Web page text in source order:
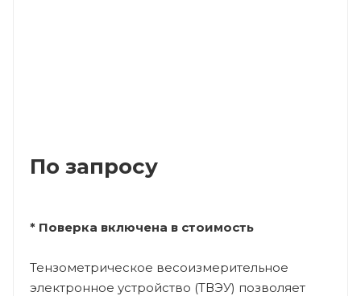
По запросу
* Поверка включена в стоимость
Тензометрическое весоизмерительное
электронное устройство (ТВЭУ) позволяет